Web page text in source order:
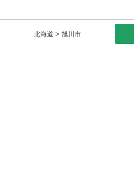
北海道 > 旭川市